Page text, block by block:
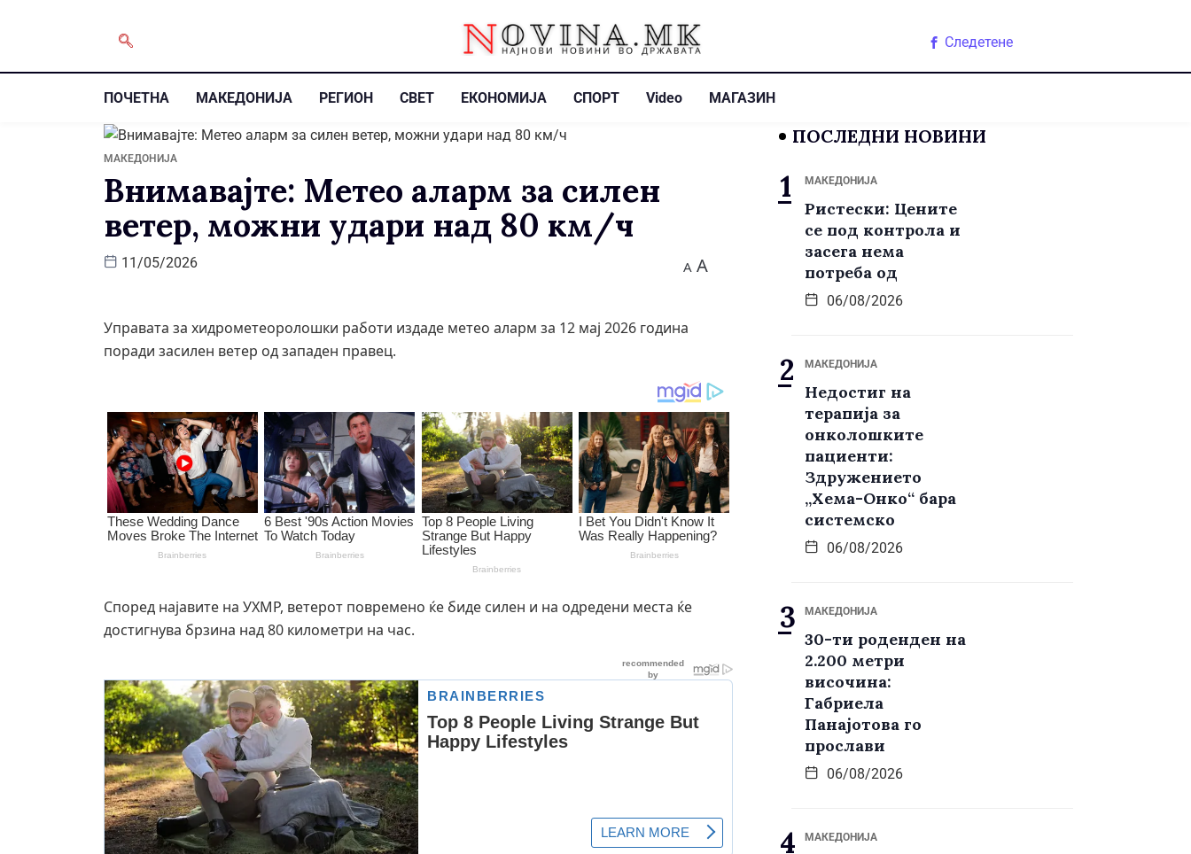
Следетене
ПОЧЕТНА МАКЕДОНИЈА РЕГИОН СВЕТ ЕКОНОМИЈА СПОРТ Video МАГАЗИН
МАКЕДОНИЈА
Внимавајте: Метео аларм за силен
ветер, можни удари над 80 км/ч
11/05/2026 A A
Управата за хидрометеоролошки работи издаде метео аларм за 12 мај 2026 година
поради засилен ветер од западен правец.
Според најавите на УХМР, ветерот повремено ќе биде силен и на одредени места ќе
достигнува брзина над 80 километри на час.
ПОСЛЕДНИ НОВИНИ
МАКЕДОНИЈА
Ристески: Цените
се под контрола и
засега нема
потреба од
06/08/2026
МАКЕДОНИЈА
Недостиг на
терапија за
онколошките
пациенти:
Здружението
„Хема-Онко“ бара
системско
06/08/2026
МАКЕДОНИЈА
30-ти роденден на
2.200 метри
височина:
Габриела
Панајотова го
прослави
06/08/2026
МАКЕДОНИЈА